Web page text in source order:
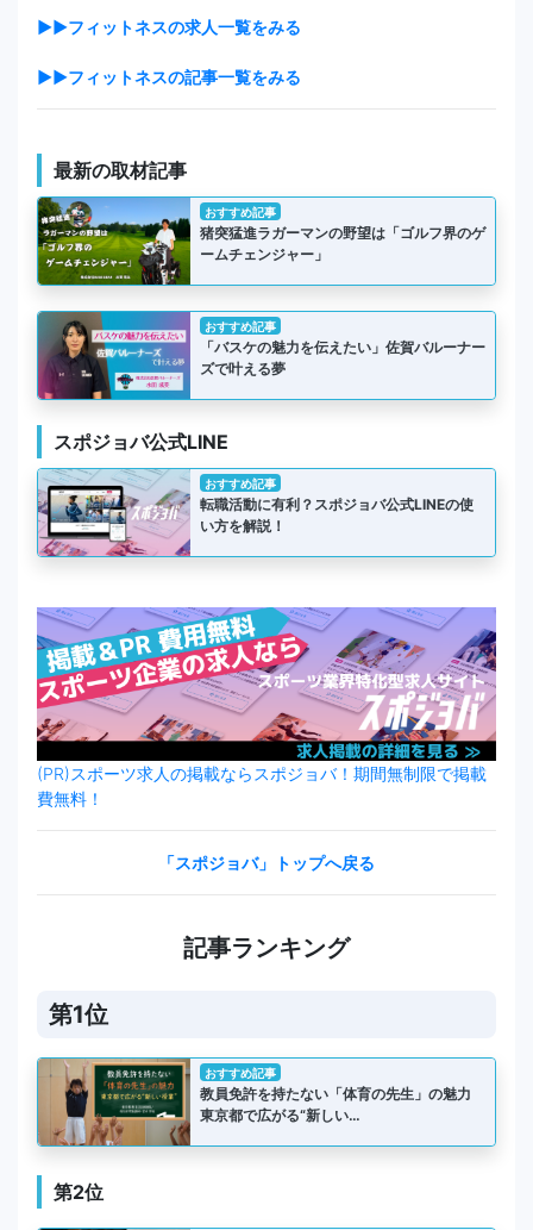
▶▶フィットネスの求人一覧をみる
▶▶フィットネスの記事一覧をみる
最新の取材記事
おすすめ記事
猪突猛進ラガーマンの野望は「ゴルフ界のゲ
ームチェンジャー」
おすすめ記事
「バスケの魅力を伝えたい」佐賀バルーナー
ズで叶える夢
スポジョバ公式LINE
おすすめ記事
転職活動に有利？スポジョバ公式LINEの使
い方を解説！
(PR)スポーツ求人の掲載ならスポジョバ！期間無制限で掲載
費無料！
「スポジョバ」トップへ戻る
記事ランキング
第1位
おすすめ記事
教員免許を持たない「体育の先生」の魅力
東京都で広がる“新しい…
第2位